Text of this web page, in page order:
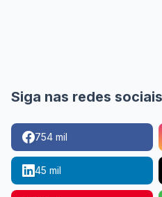
Siga nas redes sociais
754 mil
45 mil